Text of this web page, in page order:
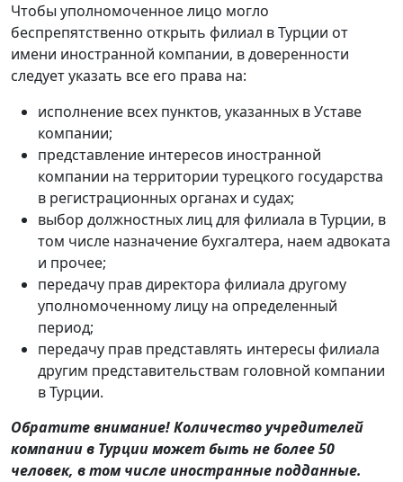
Чтобы уполномоченное лицо могло
беспрепятственно открыть филиал в Турции от
имени иностранной компании, в доверенности
следует указать все его права на:
исполнение всех пунктов, указанных в Уставе
компании;
представление интересов иностранной
компании на территории турецкого государства
в регистрационных органах и судах;
выбор должностных лиц для филиала в Турции, в
том числе назначение бухгалтера, наем адвоката
и прочее;
передачу прав директора филиала другому
уполномоченному лицу на определенный
период;
передачу прав представлять интересы филиала
другим представительствам головной компании
в Турции.
Обратите внимание! Количество учредителей
компании в Турции может быть не более 50
человек, в том числе иностранные подданные.